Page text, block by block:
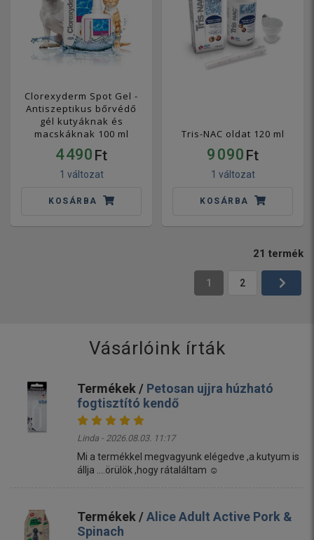
Clorexyderm Spot Gel -
Antiszeptikus bőrvédő
gél kutyáknak és
macskáknak 100 ml
4 490 Ft
1 változat
KOSÁRBA
Tris-NAC oldat 120 ml
9 090 Ft
1 változat
KOSÁRBA
21 termék
1 2
Vásárlóink írták
Termékek / Petosan ujjra húzható
fogtisztító kendő
Linda - 2026.08.03. 11:17
Mi a termékkel megvagyunk elégedve ,a kutyum is
állja ....örülök ,hogy rátaláltam ☺️
Termékek /Alice Adult Active Pork &
Spinach